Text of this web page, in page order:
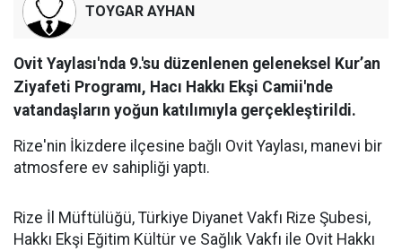
TOYGAR AYHAN
Ovit Yaylası'nda 9.'su düzenlenen geleneksel Kur’an
Ziyafeti Programı, Hacı Hakkı Ekşi Camii'nde
vatandaşların yoğun katılımıyla gerçekleştirildi.
Rize'nin İkizdere ilçesine bağlı Ovit Yaylası, manevi bir
atmosfere ev sahipliği yaptı.
Rize İl Müftülüğü, Türkiye Diyanet Vakfı Rize Şubesi,
Hakkı Ekşi Eğitim Kültür ve Sağlık Vakfı ile Ovit Hakkı